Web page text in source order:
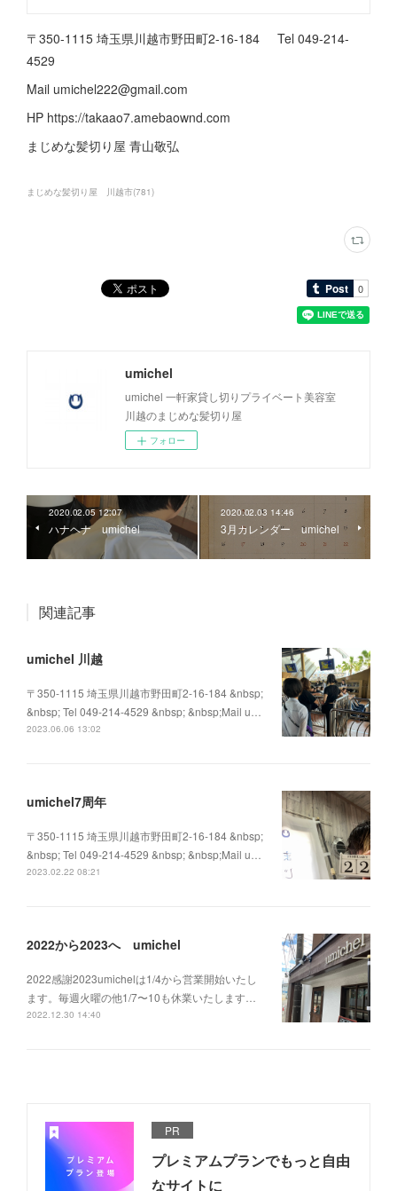
〒350-1115 埼玉県川越市野田町2-16-184 Tel 049-214-
4529
Mail umichel222@gmail.com
HP https://takaao7.amebaownd.com
まじめな髪切り屋 青山敬弘
まじめな髪切り屋 川越市(781)
umichel
umichel 一軒家貸し切りプライベート美容室
川越のまじめな髪切り屋
フォロー
2020.02.05 12:07
ハナヘナ umichel
2020.02.03 14:46
3月カレンダー umichel
関連記事
umichel 川越
〒350-1115 埼玉県川越市野田町2-16-184 &nbsp;
&nbsp; Tel 049-214-4529 &nbsp; &nbsp;Mail u…
2023.06.06 13:02
umichel7周年
〒350-1115 埼玉県川越市野田町2-16-184 &nbsp;
&nbsp; Tel 049-214-4529 &nbsp; &nbsp;Mail u…
2023.02.22 08:21
2022から2023へ umichel
2022感謝2023umichelは1/4から営業開始いたし
ます。毎週火曜の他1/7〜10も休業いたします…
2022.12.30 14:40
PR
プレミアムプランでもっと自由
なサイトに